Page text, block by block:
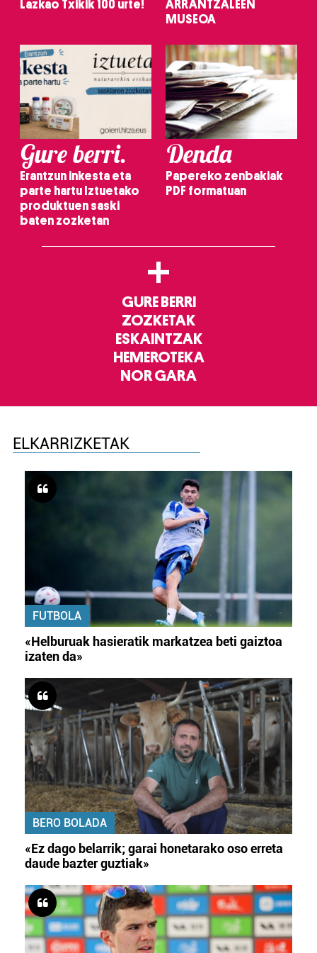
Lazkao Txikik 100 urte!
ARRANTZALEEN
MUSEOA
Gure berri.
Erantzun inkesta eta
parte hartu Iztuetako
produktuen saski
baten zozketan
Denda
Papereko zenbakiak
PDF formatuan
+
GURE BERRI
ZOZKETAK
ESKAINTZAK
HEMEROTEKA
NOR GARA
ELKARRIZKETAK
FUTBOLA
«Helburuak hasieratik markatzea beti gaiztoa
izaten da»
BERO BOLADA
«Ez dago belarrik; garai honetarako oso erreta
daude bazter guztiak»